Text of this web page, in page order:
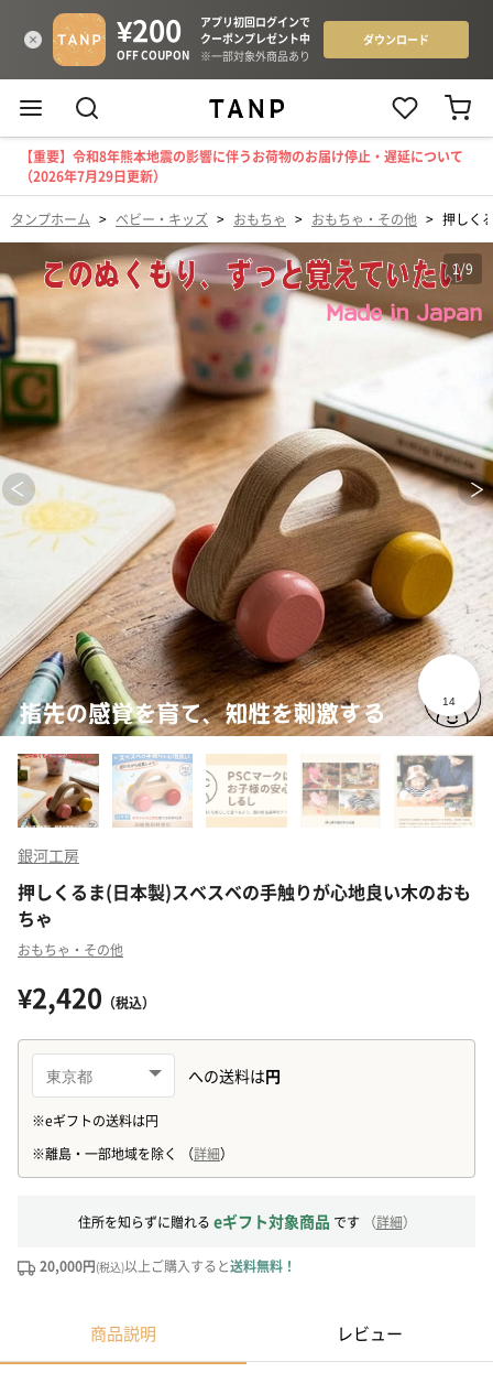
【重要】令和8年熊本地震の影響に伴うお荷物のお届け停止・遅延について
（2026年7月29日更新）
タンプホーム > ベビー・キッズ > おもちゃ > おもちゃ・その他 > 押しく
1/9
銀河工房
押しくるま(日本製)スベスベの手触りが心地良い木のおも
ちゃ
おもちゃ・その他
¥2,420 （税込）
住所を知らずに贈れる eギフト対象商品 です （詳細）
20,000円(税込)以上ご購入すると送料無料！
商品説明 レビュー